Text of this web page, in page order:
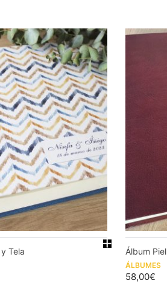
Tela Álbum Piel
ÁLBUMES
58,00€